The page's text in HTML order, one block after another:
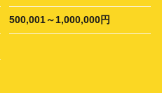
500,001～1,000,000円